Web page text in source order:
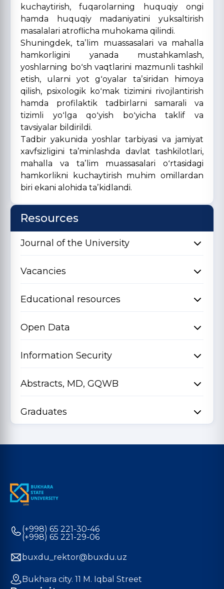
kuchaytirish, fuqarolarning huquqiy ongi
hamda huquqiy madaniyatini yuksaltirish
masalalari atroflicha muhokama qilindi.
Shuningdek, taʼlim muassasalari va mahalla
hamkorligini yanada mustahkamlash,
yoshlarning boʻsh vaqtlarini mazmunli tashkil
etish, ularni yot gʻoyalar taʼsiridan himoya
qilish, psixologik koʻmak tizimini rivojlantirish
hamda profilaktik tadbirlarni samarali va
tizimli yoʻlga qoʻyish boʻyicha taklif va
tavsiyalar bildirildi.
Tadbir yakunida yoshlar tarbiyasi va jamiyat
xavfsizligini taʼminlashda davlat tashkilotlari,
mahalla va taʼlim muassasalari oʻrtasidagi
hamkorlikni kuchaytirish muhim omillardan
biri ekani alohida taʼkidlandi.
Resources
Journal of the University
Vacancies
Educational resources
Open Data
Information Security
Abstracts, MD, GQWB
Graduates
(+998) 65 221-30-46
(+998) 65 221-29-06
buxdu_rektor@buxdu.uz
Bukhara city. 11 M. Iqbal Street